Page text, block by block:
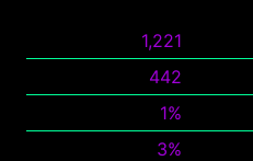
1,221
442
1%
3%